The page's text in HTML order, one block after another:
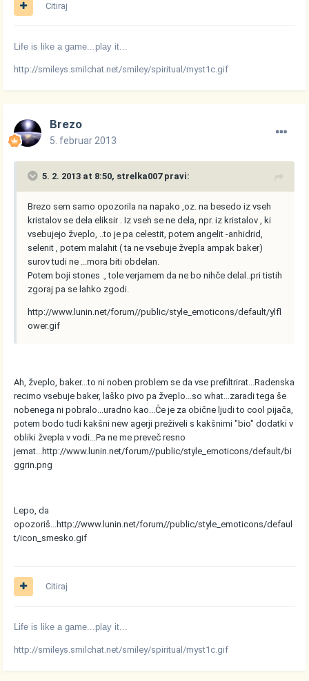
Citiraj
Life is like a game...play it...
http://smileys.smilchat.net/smiley/spiritual/myst1c.gif
Brezo
5. februar 2013
5. 2. 2013 at 8:50, strelka007 pravi:
Brezo sem samo opozorila na napako ,oz. na besedo iz vseh
kristalov se dela eliksir . Iz vseh se ne dela, npr. iz kristalov , ki
vsebujejo žveplo, ..to je pa celestit, potem angelit -anhidrid,
selenit , potem malahit ( ta ne vsebuje žvepla ampak baker)
surov tudi ne ...mora biti obdelan.
Potem boji stones ., tole verjamem da ne bo nihče delal..pri tistih
zgoraj pa se lahko zgodi.
http://www.lunin.net/forum//public/style_emoticons/default/ylfl
ower.gif
Ah, žveplo, baker...to ni noben problem se da vse prefiltrirat...Radenska
recimo vsebuje baker, laško pivo pa žveplo...so what...zaradi tega še
nobenega ni pobralo...uradno kao...Če je za obične ljudi to cool pijača,
potem bodo tudi kakšni new agerji preživeli s kakšnimi "bio" dodatki v
obliki žvepla v vodi...Pa ne me preveč resno
jemat...http://www.lunin.net/forum//public/style_emoticons/default/bi
ggrin.png
Lepo, da
opozoriš...http://www.lunin.net/forum//public/style_emoticons/defaul
t/icon_smesko.gif
Citiraj
Life is like a game...play it...
http://smileys.smilchat.net/smiley/spiritual/myst1c.gif